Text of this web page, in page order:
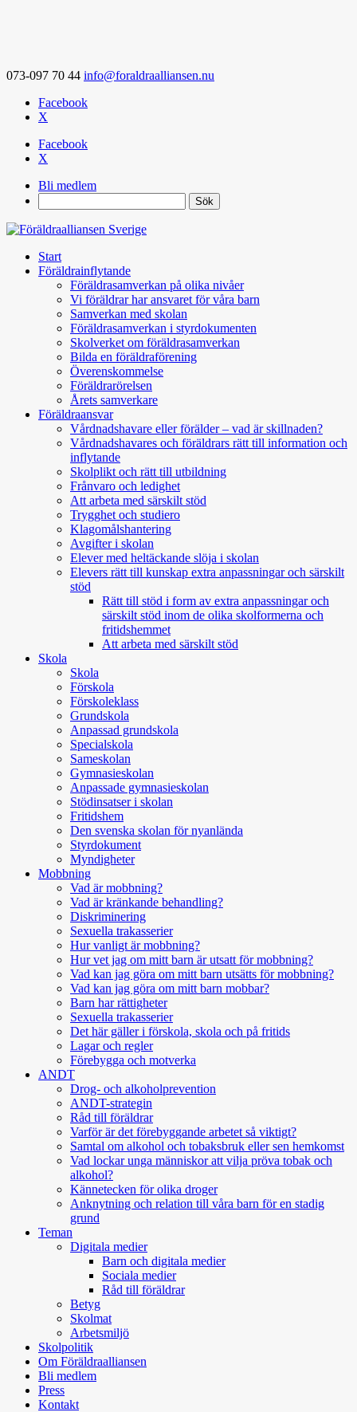
073-097 70 44 info@foraldraalliansen.nu
Facebook
X
Facebook
X
Bli medlem
Start
Föräldrainflytande
Föräldrasamverkan på olika nivåer
Vi föräldrar har ansvaret för våra barn
Samverkan med skolan
Föräldrasamverkan i styrdokumenten
Skolverket om föräldrasamverkan
Bilda en föräldraförening
Överenskommelse
Föräldrarörelsen
Årets samverkare
Föräldraansvar
Vårdnadshavare eller förälder – vad är skillnaden?
Vårdnadshavares och föräldrars rätt till information och
inflytande
Skolplikt och rätt till utbildning
Frånvaro och ledighet
Att arbeta med särskilt stöd
Trygghet och studiero
Klagomålshantering
Avgifter i skolan
Elever med heltäckande slöja i skolan
Elevers rätt till kunskap extra anpassningar och särskilt
stöd
Rätt till stöd i form av extra anpassningar och
särskilt stöd inom de olika skolformerna och
fritidshemmet
Att arbeta med särskilt stöd
Skola
Skola
Förskola
Förskoleklass
Grundskola
Anpassad grundskola
Specialskola
Sameskolan
Gymnasieskolan
Anpassade gymnasieskolan
Stödinsatser i skolan
Fritidshem
Den svenska skolan för nyanlända
Styrdokument
Myndigheter
Mobbning
Vad är mobbning?
Vad är kränkande behandling?
Diskriminering
Sexuella trakasserier
Hur vanligt är mobbning?
Hur vet jag om mitt barn är utsatt för mobbning?
Vad kan jag göra om mitt barn utsätts för mobbning?
Vad kan jag göra om mitt barn mobbar?
Barn har rättigheter
Sexuella trakasserier
Det här gäller i förskola, skola och på fritids
Lagar och regler
Förebygga och motverka
ANDT
Drog- och alkoholprevention
ANDT-strategin
Råd till föräldrar
Varför är det förebyggande arbetet så viktigt?
Samtal om alkohol och tobaksbruk eller sen hemkomst
Vad lockar unga människor att vilja pröva tobak och
alkohol?
Kännetecken för olika droger
Anknytning och relation till våra barn för en stadig
grund
Teman
Digitala medier
Barn och digitala medier
Sociala medier
Råd till föräldrar
Betyg
Skolmat
Arbetsmiljö
Skolpolitik
Om Föräldraalliansen
Bli medlem
Press
Kontakt